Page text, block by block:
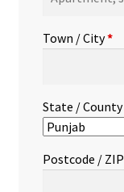
suite,
etc.(optional)
Town / City*
State / County
Postcode / ZIP